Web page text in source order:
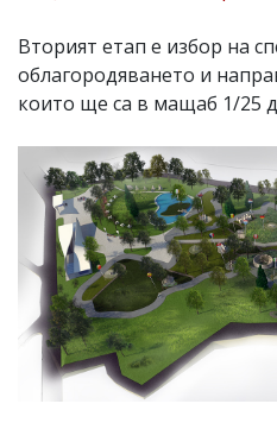
Вторият етап е избор на
облагородяването и
които ще са в мащаб 1/25